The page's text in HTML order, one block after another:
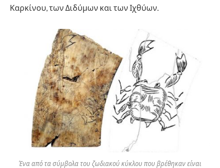
Καρκίνου, των Διδύμων και των Ιχθύων.
Ένα από τα σύμβολα του ζωδιακού κύκλου που βρέθηκαν είναι